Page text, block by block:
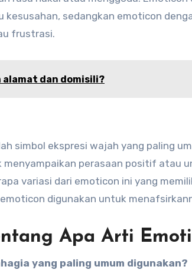
kesusahan, sedangkan emoticon
frustrasi.
alamat dan domisili?
simbol ekspresi wajah yang paling
menyampaikan perasaan positif atau
variasi dari emoticon ini yang
digunakan untuk
Apa Arti
yang paling umum digunakan?